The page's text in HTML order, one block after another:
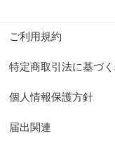
ご利用規約
特定商取引法に基づ
個人情報保護方針
届出関連